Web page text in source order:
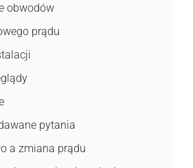
obwodów
prądu
pytania
a zmiana prądu